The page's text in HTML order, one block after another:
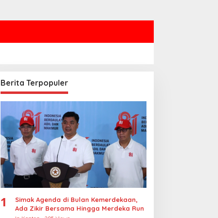
Sampaikan
atas
Sheikh Hamad
Khalifa Al Thani
Polres Jakbar Bongkar
Jaringan Internasional
Pemasok Bahan Baku
Narkoba, 7 Tersangka
Diringkus dan Barang Bukti
1,1 Ton Rp119 Miliar
Dimusnahkan
Berita Terpopuler
1
Simak Agenda di Bulan Kemerdekaan,
Ada Zikir Bersama Hingga Merdeka Run